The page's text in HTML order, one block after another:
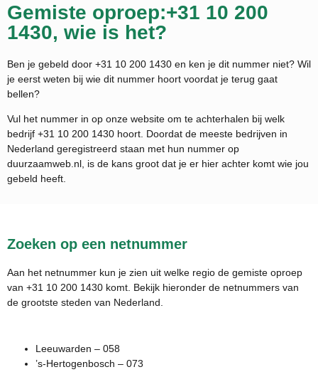
Gemiste oproep:+31 10 200
1430, wie is het?
Ben je gebeld door +31 10 200 1430 en ken je dit nummer niet? Wil
je eerst weten bij wie dit nummer hoort voordat je terug gaat
bellen?
Vul het nummer in op onze website om te achterhalen bij welk
bedrijf +31 10 200 1430 hoort. Doordat de meeste bedrijven in
Nederland geregistreerd staan met hun nummer op
duurzaamweb.nl, is de kans groot dat je er hier achter komt wie jou
gebeld heeft.
Zoeken op een netnummer
Aan het netnummer kun je zien uit welke regio de gemiste oproep
van +31 10 200 1430 komt. Bekijk hieronder de netnummers van
de grootste steden van Nederland.
Leeuwarden – 058
’s-Hertogenbosch – 073